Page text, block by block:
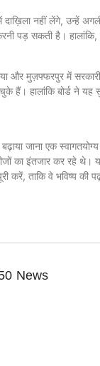
दाख़िला नहीं लेंगे, उन्हें
पड़ सकती है।
और मुज़फ्फरपुर में
हालांकि बोर्ड ने यह
जाना एक
का इंतजार कर रहे थे।
करें, ताकि वे भविष्य की
News